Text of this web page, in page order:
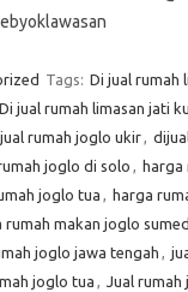
Tags: Di jual rumah
Di jual rumah limasan jati
rumah joglo ukir,
joglo di solo , harga
joglo tua , harga
rumah makan joglo
joglo jawa tengah ,
joglo tua , Jual rumah